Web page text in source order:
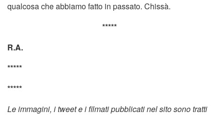
qualcosa che abbiamo fatto in passato. Chissà.
*****
R.A.
*****
*****
Le immagini, i tweet e i filmati pubblicati nel sito sono tratti